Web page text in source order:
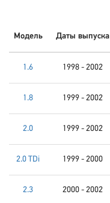
Модель Даты выпуска
1.6 1998 - 2002
1.8 1999 - 2002
2.0 1999 - 2002
2.0 TDi 1999 - 2000
2.3 2000 - 2002